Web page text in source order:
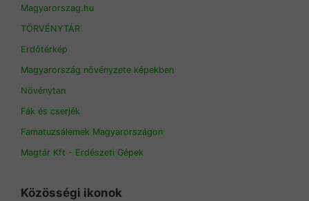
Magyarorszag.hu
TÖRVÉNYTÁR
Erdőtérkép
Magyarország növényzete képekben
Növénytan
Fák és cserjék
Famatuzsálemek Magyarországon
Magtár Kft - Erdészeti Gépek
Közösségi ikonok